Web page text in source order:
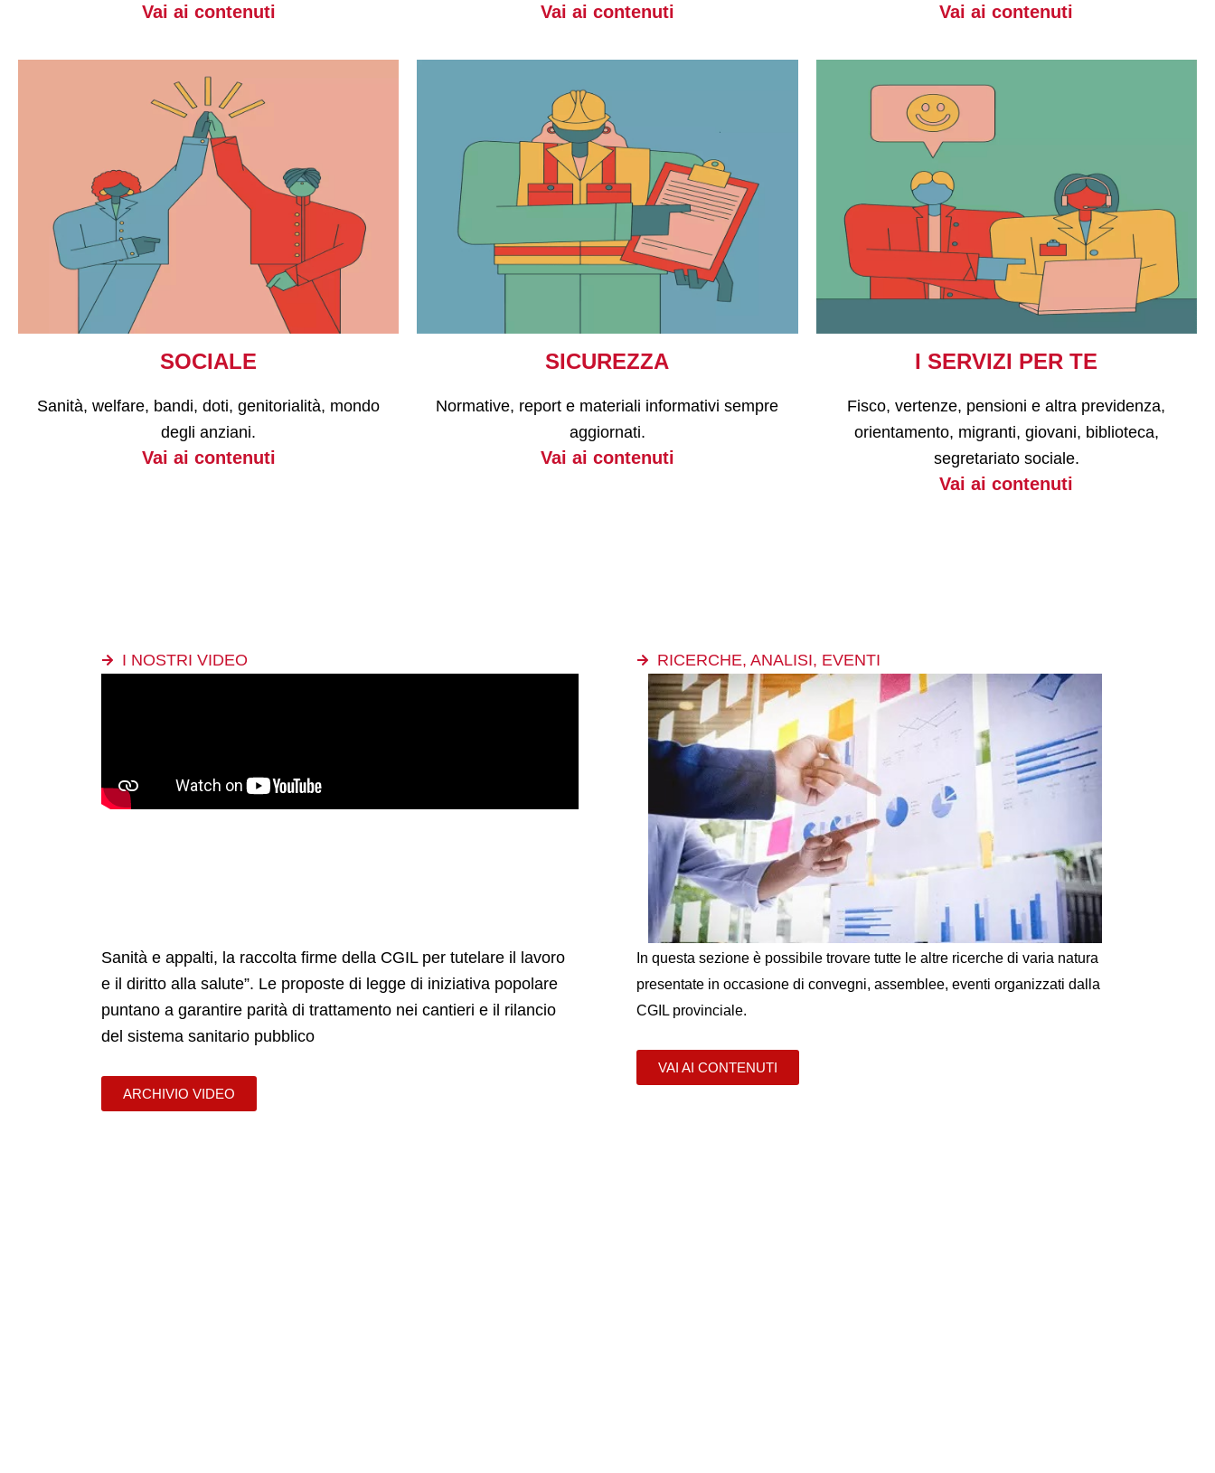
Vai ai contenuti Vai ai contenuti Vai ai contenuti
SOCIALE
Sanità, welfare, bandi, doti, genitorialità, mondo
degli anziani.
Vai ai contenuti
SICUREZZA
Normative, report e materiali informativi sempre
aggiornati.
Vai ai contenuti
I SERVIZI PER TE
Fisco, vertenze, pensioni e altra previdenza,
orientamento, migranti, giovani, biblioteca,
segretariato sociale.
Vai ai contenuti
I NOSTRI VIDEO
Sanità e appalti, la raccolta firme della CGIL per tutelare il lavoro
e il diritto alla salute”. Le proposte di legge di iniziativa popolare
puntano a garantire parità di trattamento nei cantieri e il rilancio
del sistema sanitario pubblico
ARCHIVIO VIDEO
RICERCHE, ANALISI, EVENTI
In questa sezione è possibile trovare tutte le altre ricerche di varia natura
presentate in occasione di convegni, assemblee, eventi organizzati dalla
CGIL provinciale.
VAI AI CONTENUTI